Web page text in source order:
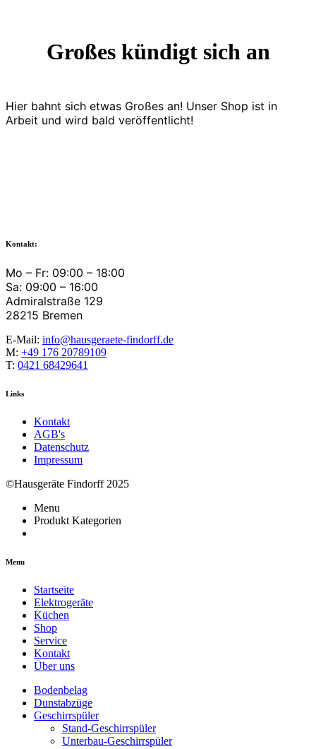
Großes kündigt sich an
Hier bahnt sich etwas Großes an! Unser Shop ist in
Arbeit und wird bald veröffentlicht!
Kontakt:
Mo – Fr: 09:00 – 18:00
Sa: 09:00 – 16:00
Admiralstraße 129
28215 Bremen
E-Mail: info@hausgeraete-findorff.de
M: +49 176 20789109
T: 0421 68429641
Links
Kontakt
AGB's
Datenschutz
Impressum
©Hausgeräte Findorff 2025
Menu
Produkt Kategorien
Menu
Startseite
Elektrogeräte
Küchen
Shop
Service
Kontakt
Über uns
Bodenbelag
Dunstabzüge
Geschirrspüler
Stand-Geschirrspüler
Unterbau-Geschirrspüler